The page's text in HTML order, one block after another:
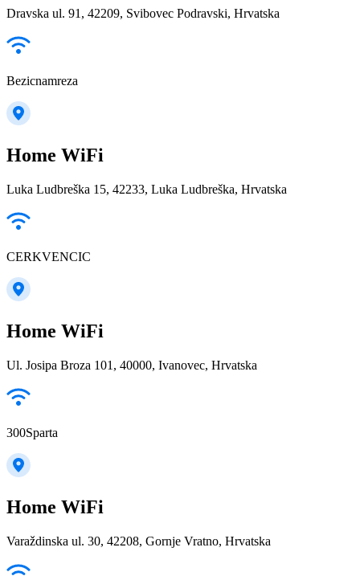
Dravska ul. 91, 42209, Svibovec Podravski, Hrvatska
Bezicnamreza
Home WiFi
Luka Ludbreška 15, 42233, Luka Ludbreška, Hrvatska
CERKVENCIC
Home WiFi
Ul. Josipa Broza 101, 40000, Ivanovec, Hrvatska
300Sparta
Home WiFi
Varaždinska ul. 30, 42208, Gornje Vratno, Hrvatska